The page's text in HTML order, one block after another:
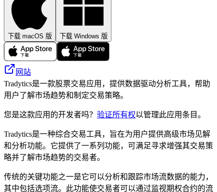
下载 macOS 版 下载 Windows 版
网站
Tradytics是一款股票交易应用，提供数据驱动分析工具，帮助
用户了解市场趋势和制定交易策略。
您是这款应用的开发者吗？ 验证所有权以管理此应用条目。
Tradytics是一种综合交易工具，旨在为用户提供高级市场见解
和分析功能。它提供了一系列功能，可满足寻求增强其交易策
略并了解市场趋势的交易者。
传统的关键功能之一是它可以分析和跟踪市场流数据的能力，
其中包括选项流。此功能使交易者可以通过监视期权合约的流